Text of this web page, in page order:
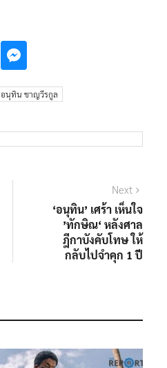
อนุทิน ชาญวีรกูล
Next
post:
‘อนุทิน’ เศร้า เห็นใจ
’ทักษิณ‘ หลังศาล
ฎีกาบังคับโทษ ให้
กลับไปจำคุก 1 ปี